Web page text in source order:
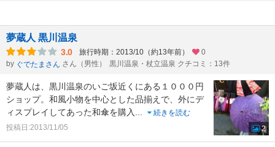
夢蔵人 黒川温泉
3.0 旅行時期：2013/10（約13年前）
0
by ぐでたまさん さん（男性） 黒川温泉・杖立温泉 クチコミ：13件
夢蔵人は、黒川温泉のいご坂近くにある１０００円
ショップ。和風小物を中心とした品揃えで、外にデ
ィスプレイしてあった和傘を購入...
続きを読む
投稿日:2013/11/05
2